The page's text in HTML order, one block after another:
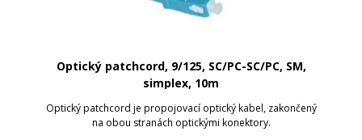
Optický patchcord, 9/125, SC/PC-SC/PC, SM,
simplex, 10m
Optický patchcord je propojovací optický kabel, zakončený
na obou stranách optickými konektory.